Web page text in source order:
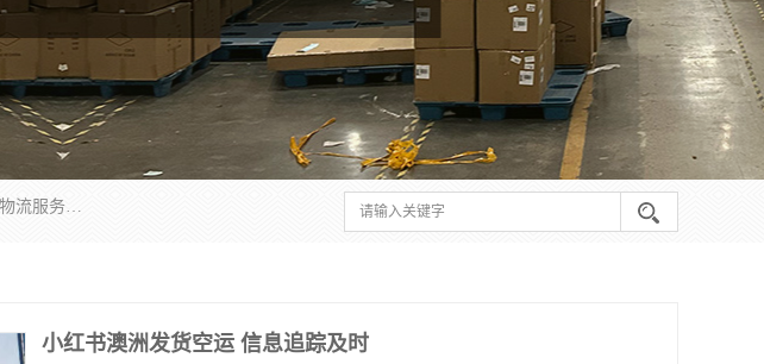
欧洲海运双清包税 美国*专线 加拿大DDP双清 墨西哥跨境空运 澳大利亚专线物流 跨境电商物流服务 国际快递到门服务 海运*渠道 一站式跨境物流解决方案 TikTok/SHEIN专线 电商平台FBA头程运输 国际铁路运输欧洲 UPS/DDHL/联邦快递跨境 美国双清到门物流 跨境*运输
小红书澳洲发货空运 信息追踪及时